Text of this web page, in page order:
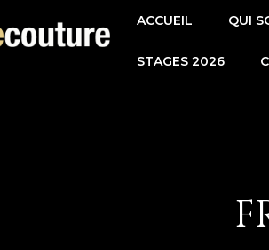
ACCUEIL QUI
STAGES 2026